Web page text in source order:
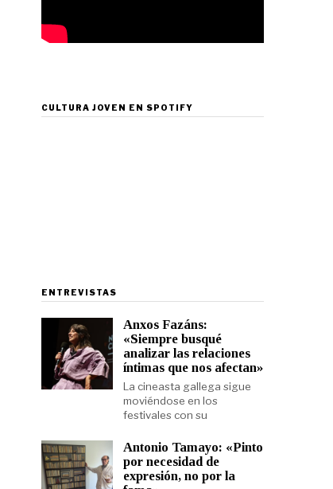
CULTURA JOVEN EN SPOTIFY
ENTREVISTAS
Anxos Fazáns:
«Siempre busqué
analizar las relaciones
íntimas que nos afectan»
La cineasta gallega sigue
moviéndose en los
festivales con su
Antonio Tamayo: «Pinto
por necesidad de
expresión, no por la